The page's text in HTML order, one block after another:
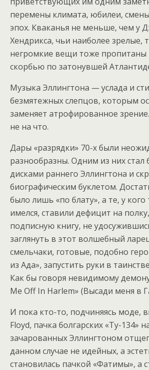
перемены климата, юбилеи,
эпох. Кваканья не меньше, чем у
Хендрикса, чьи наиболее зрелые,
негромкие вещи тоже пропитаны
скорбью по затонувшей
Музыка Эллингтона — услада и
безмятежных слепцов, которым
заменяет атрофированное
не на что.
Дары «разрядки» 70-х были
разнообразны. Одним из них стал
дисками раннего Эллингтона и
биографическим буклетом.
было лишь «по блату», а те, у кого
имелся, ставили дефицит на
подписную книгу, не
заглянуть в этот волшебный
смельчаки, готовые, подобно
из Ада», запустить руки в
Как бы говоря невидимому
Me Off In Harlem» (Высади меня в
И пока кто-то, подчиняясь моде,
Floyd, пачка болгарских «Ту-134»
зачарованных Эллингтоном
данном случае не идейных, а
становилась пачкой «Фатимы», а